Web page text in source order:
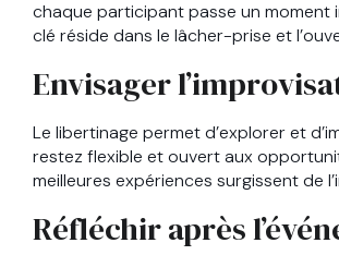
chaque participant passe un moment
clé réside dans le lâcher-prise et
Envisager
Le libertinage permet d’explorer et
restez flexible et ouvert aux
meilleures expériences surgissent de
Réfléchir après